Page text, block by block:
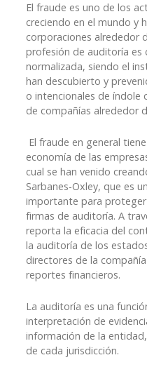
El fraude es uno de los
creciendo en el mundo y
corporaciones alrededor
profesión de auditoría es
normalizada, siendo el
han descubierto y
o intencionales de índole
de compañías alrededor
El fraude en general
economía de las
cual se han venido
Sarbanes-Oxley, que es
importante para proteger
firmas de auditoría. A
reporta la eficacia del
la auditoría de los
directores de la
reportes financieros.
La auditoría es una
interpretación de
información de la
de cada jurisdicción.